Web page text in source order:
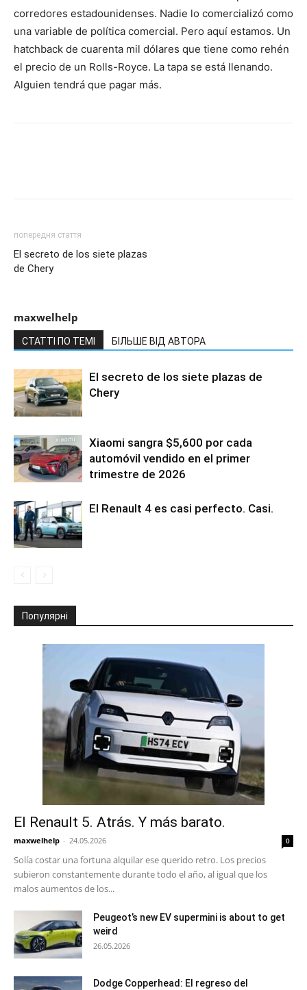
corredores estadounidenses. Nadie lo comercializó como
una variable de política comercial. Pero aquí estamos. Un
hatchback de cuarenta mil dólares que tiene como rehén
el precio de un Rolls-Royce. La tapa se está llenando.
Alguien tendrá que pagar más.
попередня стаття
El secreto de los siete plazas
de Chery
maxwelhelp
СТАТТІ ПО ТЕМІ БІЛЬШЕ ВІД АВТОРА
El secreto de los siete plazas de
Chery
Xiaomi sangra $5,600 por cada
automóvil vendido en el primer
trimestre de 2026
El Renault 4 es casi perfecto. Casi.
Популярні
El Renault 5. Atrás. Y más barato.
maxwelhelp - 24.05.2026 0
Solía ​​costar una fortuna alquilar ese querido retro. Los precios
subieron constantemente durante todo el año, al igual que los
malos aumentos de los...
Peugeot’s new EV supermini is about to get
weird
26.05.2026
Dodge Copperhead: El regreso del